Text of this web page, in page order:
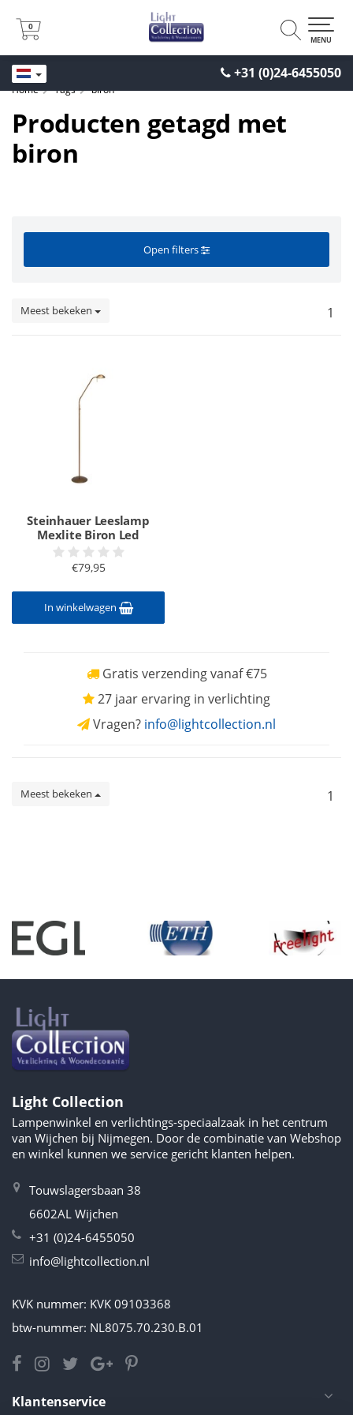
+31 (0)24-6455050
0
0
MENU
Home Tags biron
Producten getagd met
biron
Open filters
Meest bekeken 1
Steinhauer Leeslamp
Mexlite Biron Led
€79,95
In winkelwagen
Gratis verzending vanaf €75
27 jaar ervaring in verlichting
Vragen? info@lightcollection.nl
Meest bekeken 1
Light Collection
Lampenwinkel en verlichtings-speciaalzaak in het centrum
van Wijchen bij Nijmegen. Door de combinatie van Webshop
en winkel kunnen we service gericht klanten helpen.
Touwslagersbaan 38
6602AL Wijchen
+31 (0)24-6455050
info@lightcollection.nl
KVK nummer: KVK 09103368
btw-nummer: NL8075.70.230.B.01
Klantenservice